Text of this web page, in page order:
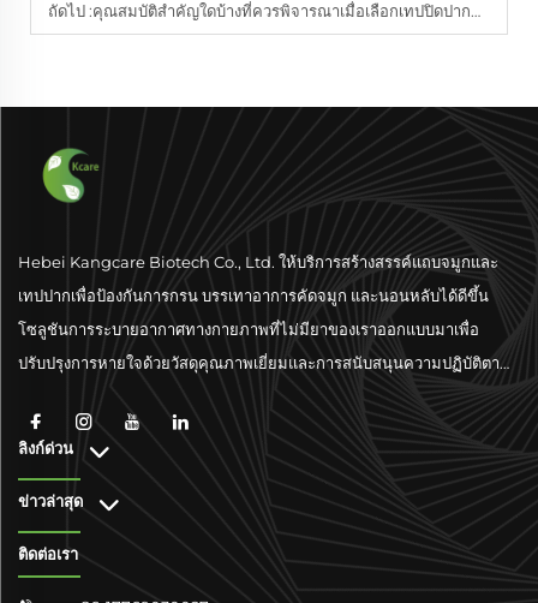
ถัดไป :คุณสมบัติสำคัญใดบ้างที่ควรพิจารณาเมื่อเลือกเทปปิดปากสำหรับผู้ที่นอนตะแคง
Hebei Kangcare Biotech Co., Ltd. ให้บริการสร้างสรรค์แถบจมูกและ
เทปปากเพื่อป้องกันการกรน บรรเทาอาการคัดจมูก และนอนหลับได้ดีขึ้น
โซลูชันการระบายอากาศทางกายภาพที่ไม่มียาของเราออกแบบมาเพื่อ
ปรับปรุงการหายใจด้วยวัสดุคุณภาพเยี่ยมและการสนับสนุนความปฏิบัติตาม
ลิงก์ด่วน
ข่าวล่าสุด
ติดต่อเรา